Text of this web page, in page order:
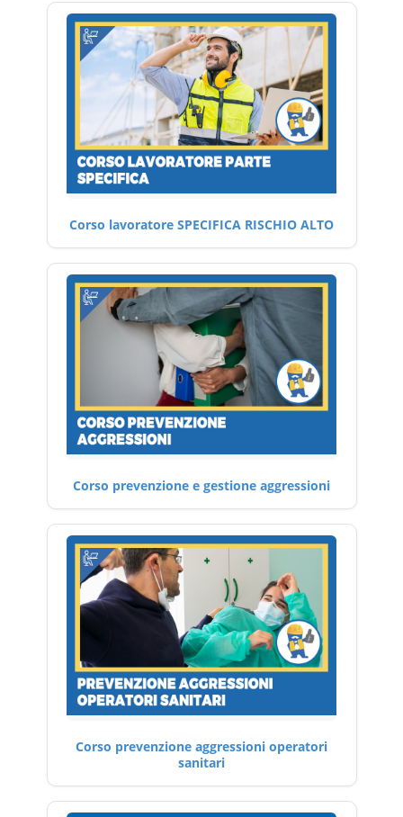
Corso lavoratore SPECIFICA RISCHIO ALTO
Corso prevenzione e gestione aggressioni
Corso prevenzione aggressioni operatori
sanitari